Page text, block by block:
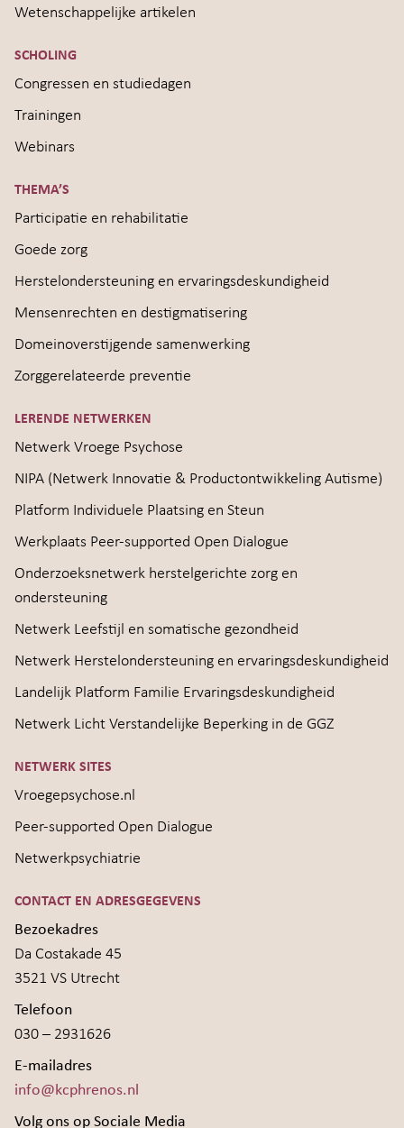
Wetenschappelijke artikelen
SCHOLING
Congressen en studiedagen
Trainingen
Webinars
THEMA’S
Participatie en rehabilitatie
Goede zorg
Herstelondersteuning en ervaringsdeskundigheid
Mensenrechten en destigmatisering
Domeinoverstijgende samenwerking
Zorggerelateerde preventie
LERENDE NETWERKEN
Netwerk Vroege Psychose
NIPA (Netwerk Innovatie & Productontwikkeling Autisme)
Platform Individuele Plaatsing en Steun
Werkplaats Peer-supported Open Dialogue
Onderzoeksnetwerk herstelgerichte zorg en
ondersteuning
Netwerk Leefstijl en somatische gezondheid
Netwerk Herstelondersteuning en ervaringsdeskundigheid
Landelijk Platform Familie Ervaringsdeskundigheid
Netwerk Licht Verstandelijke Beperking in de GGZ
NETWERK SITES
Vroegepsychose.nl
Peer-supported Open Dialogue
Netwerkpsychiatrie
CONTACT EN ADRESGEGEVENS
Bezoekadres
Da Costakade 45
3521 VS Utrecht
Telefoon
030 – 2931626
E-mailadres
info@kcphrenos.nl
Volg ons op Sociale Media